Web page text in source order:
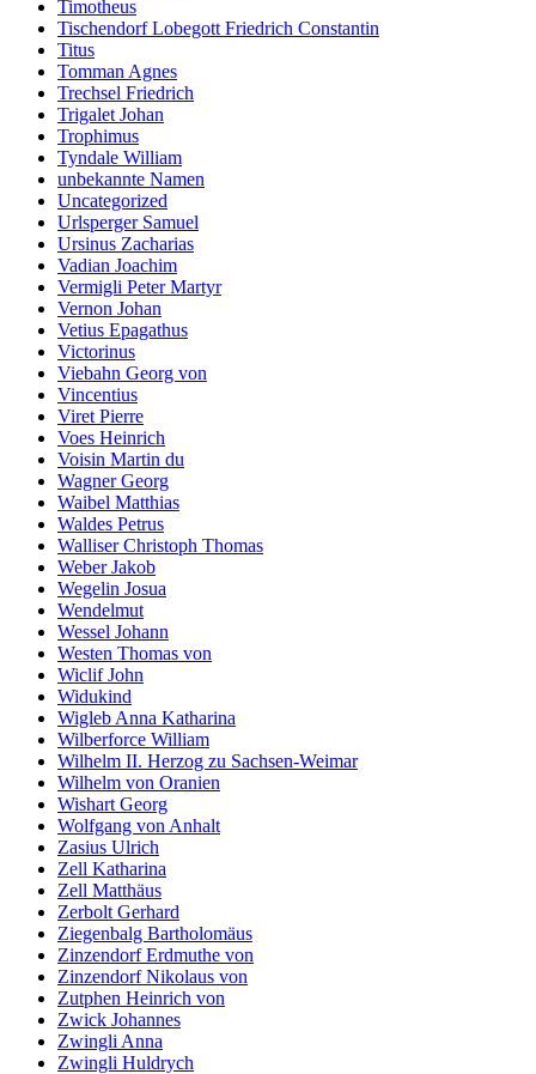
Timotheus
Tischendorf Lobegott Friedrich Constantin
Titus
Tomman Agnes
Trechsel Friedrich
Trigalet Johan
Trophimus
Tyndale William
unbekannte Namen
Uncategorized
Urlsperger Samuel
Ursinus Zacharias
Vadian Joachim
Vermigli Peter Martyr
Vernon Johan
Vetius Epagathus
Victorinus
Viebahn Georg von
Vincentius
Viret Pierre
Voes Heinrich
Voisin Martin du
Wagner Georg
Waibel Matthias
Waldes Petrus
Walliser Christoph Thomas
Weber Jakob
Wegelin Josua
Wendelmut
Wessel Johann
Westen Thomas von
Wiclif John
Widukind
Wigleb Anna Katharina
Wilberforce William
Wilhelm II. Herzog zu Sachsen-Weimar
Wilhelm von Oranien
Wishart Georg
Wolfgang von Anhalt
Zasius Ulrich
Zell Katharina
Zell Matthäus
Zerbolt Gerhard
Ziegenbalg Bartholomäus
Zinzendorf Erdmuthe von
Zinzendorf Nikolaus von
Zutphen Heinrich von
Zwick Johannes
Zwingli Anna
Zwingli Huldrych